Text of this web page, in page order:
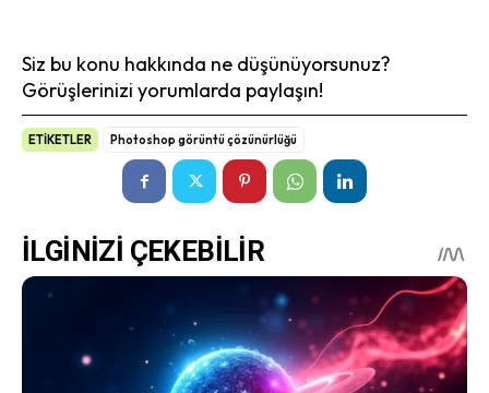
Siz bu konu hakkında ne düşünüyorsunuz?
Görüşlerinizi yorumlarda paylaşın!
ETİKETLER Photoshop görüntü çözünürlüğü